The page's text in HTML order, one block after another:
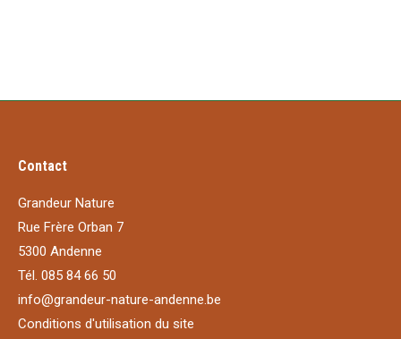
Contact
Grandeur Nature
Rue Frère Orban 7
5300 Andenne
Tél. 085 84 66 50
info@grandeur-nature-andenne.be
Conditions d'utilisation du site